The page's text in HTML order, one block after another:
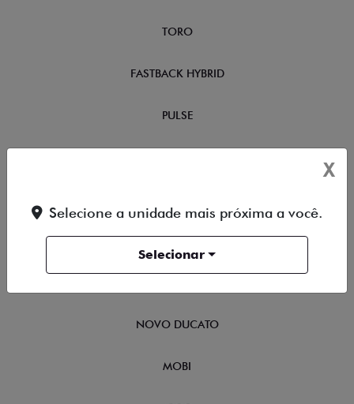
TORO
FASTBACK HYBRID
PULSE
NOVA FIORINO
NOVO DUCATO
MOBI
X
Selecione a unidade mais próxima a você.
Selecionar